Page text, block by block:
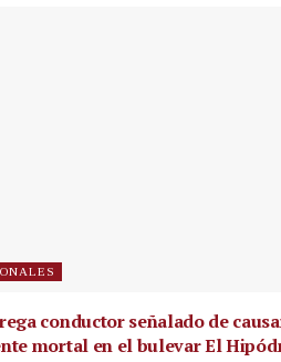
conductor señalado de
mortal en el bulevar El